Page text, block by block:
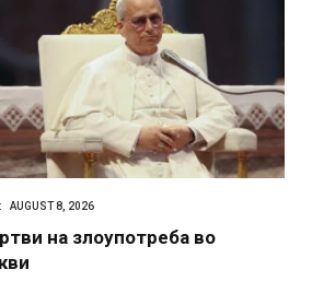
AUGUST 8, 2026
на злоупотреба во